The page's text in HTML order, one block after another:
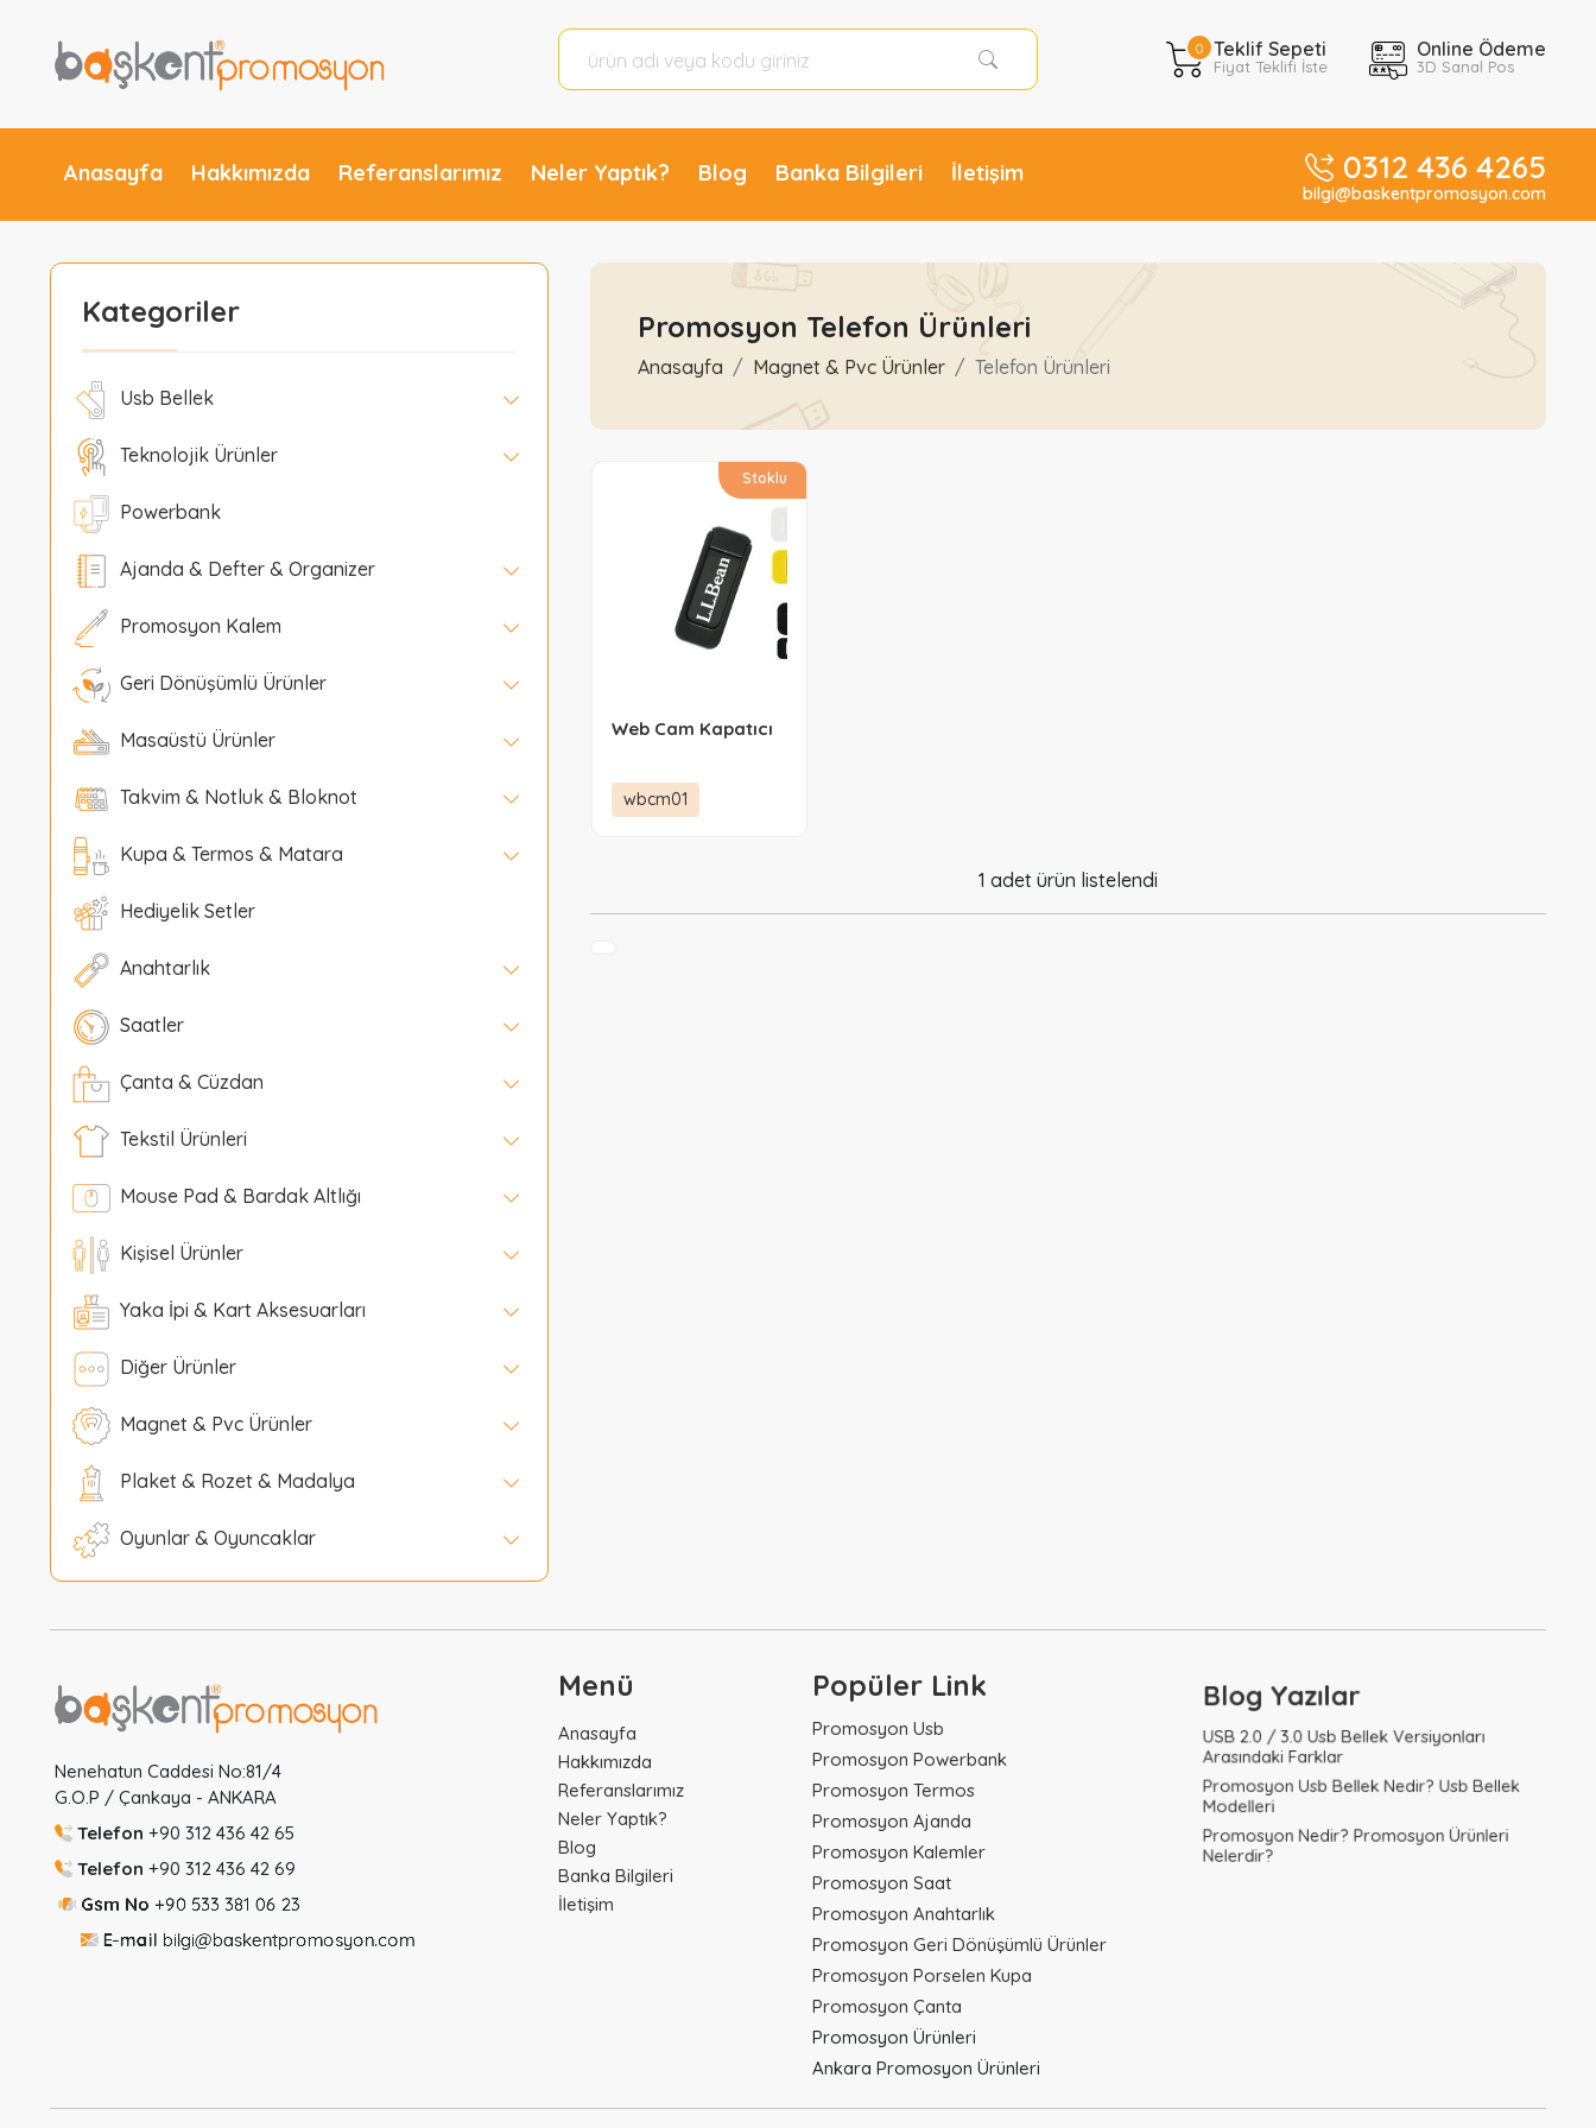
0 Teklif Sepeti
Fiyat Teklifi İste
Online Ödeme
3D Sanal Pos
Anasayfa Hakkımızda Referanslarımız Neler Yaptık? Blog Banka Bilgileri İletişim 0312 436 4265
bilgi@baskentpromosyon.com
Kategoriler
Usb Bellek
Teknolojik Ürünler
Powerbank
Ajanda & Defter & Organizer
Promosyon Kalem
Geri Dönüşümlü Ürünler
Masaüstü Ürünler
Takvim & Notluk & Bloknot
Kupa & Termos & Matara
Hediyelik Setler
Anahtarlık
Saatler
Çanta & Cüzdan
Tekstil Ürünleri
Mouse Pad & Bardak Altlığı
Kişisel Ürünler
Yaka İpi & Kart Aksesuarları
Diğer Ürünler
Magnet & Pvc Ürünler
Plaket & Rozet & Madalya
Oyunlar & Oyuncaklar
Promosyon Telefon Ürünleri
Anasayfa Magnet & Pvc Ürünler Telefon Ürünleri
Stoklu
Web Cam Kapatıcı
wbcm01
1 adet ürün listelendi
Nenehatun Caddesi No:81/4
G.O.P / Çankaya - ANKARA
Telefon +90 312 436 42 65
Telefon +90 312 436 42 69
Gsm No+90 533 381 06 23
E-mailbilgi@baskentpromosyon.com
Menü
Anasayfa
Hakkımızda
Referanslarımız
Neler Yaptık?
Blog
Banka Bilgileri
İletişim
Popüler Link
Promosyon Usb
Promosyon Powerbank
Promosyon Termos
Promosyon Ajanda
Promosyon Kalemler
Promosyon Saat
Promosyon Anahtarlık
Promosyon Geri Dönüşümlü Ürünler
Promosyon Porselen Kupa
Promosyon Çanta
Promosyon Ürünleri
Ankara Promosyon Ürünleri
Blog Yazılar
USB 2.0 / 3.0 Usb Bellek Versiyonları
Arasındaki Farklar
Promosyon Usb Bellek Nedir? Usb Bellek
Modelleri
Promosyon Nedir? Promosyon Ürünleri
Nelerdir?